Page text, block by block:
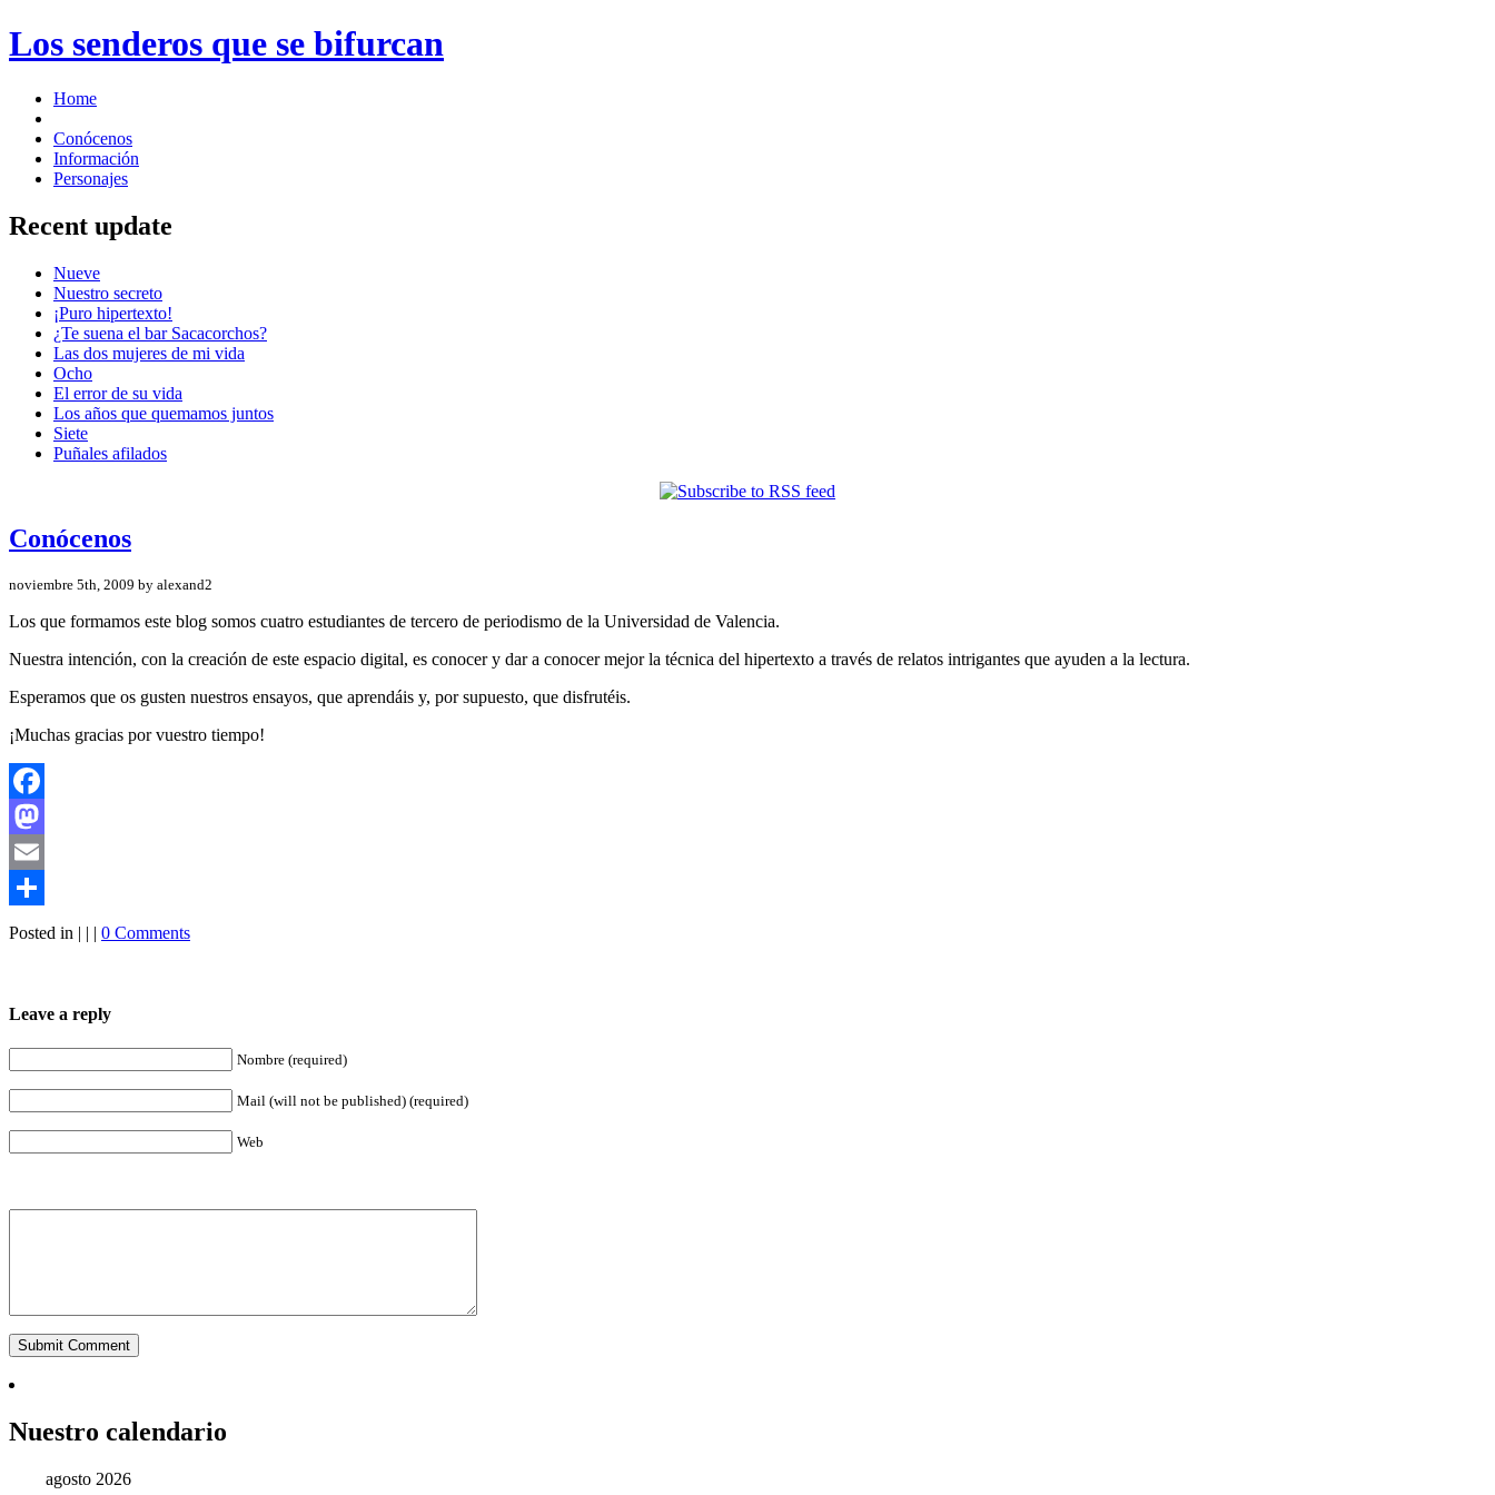
Los senderos que se bifurcan
Home
Conócenos
Información
Personajes
Recent update
Nueve
Nuestro secreto
¡Puro hipertexto!
¿Te suena el bar Sacacorchos?
Las dos mujeres de mi vida
Ocho
El error de su vida
Los años que quemamos juntos
Siete
Puñales afilados
Conócenos
noviembre 5th, 2009 by alexand2
Los que formamos este blog somos cuatro estudiantes de tercero de periodismo de la Universidad de Valencia.
Nuestra intención, con la creación de este espacio digital, es conocer y dar a conocer mejor la técnica del hipertexto a través de relatos intrigantes que ayuden a la lectura.
Esperamos que os gusten nuestros ensayos, que aprendáis y, por supuesto, que disfrutéis.
¡Muchas gracias por vuestro tiempo!
Facebook
Mastodon
Email
Compartir
Posted in | | | 0 Comments
Leave a reply
Nombre (required)
Mail (will not be published) (required)
Web
Nuestro calendario
agosto 2026